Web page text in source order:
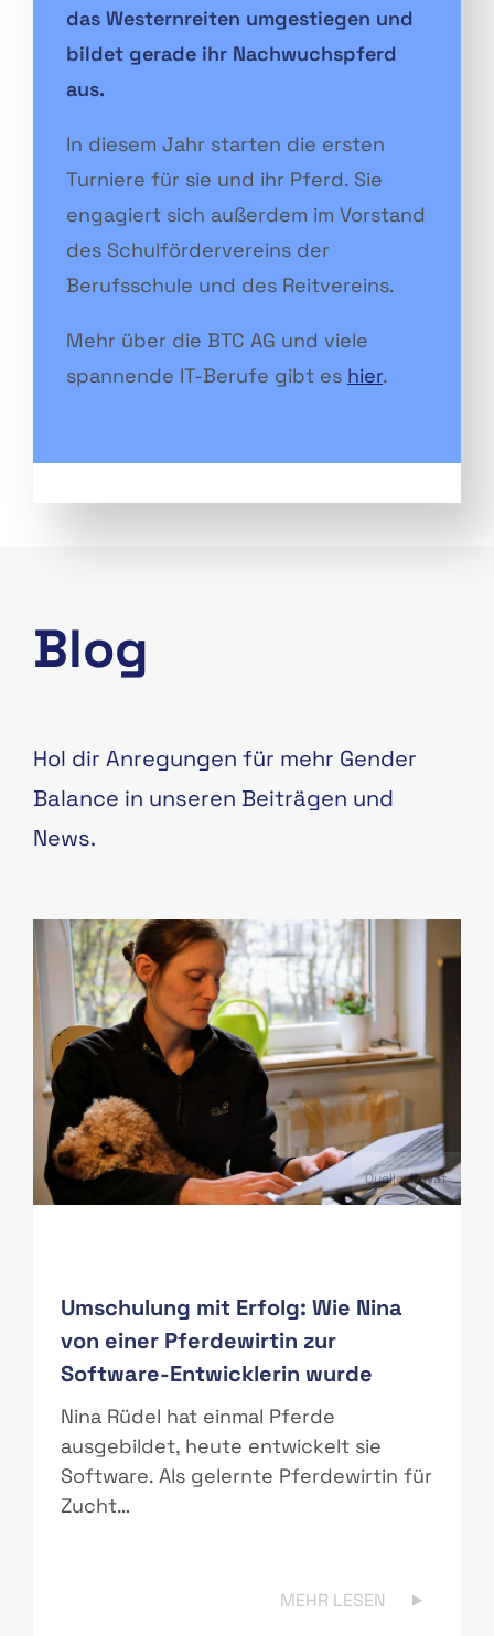
das Westernreiten umgestiegen und
bildet gerade ihr Nachwuchspferd
aus.
In diesem Jahr starten die ersten
Turniere für sie und ihr Pferd. Sie
engagiert sich außerdem im Vorstand
des Schulfördervereins der
Berufsschule und des Reitvereins.
Mehr über die BTC AG und viele
spannende IT-Berufe gibt es hier.
Blog
Hol dir Anregungen für mehr Gender
Balance in unseren Beiträgen und
News.
Quelle: Privat
Umschulung mit Erfolg: Wie Nina
von einer Pferdewirtin zur
Software-Entwicklerin wurde
Nina Rüdel hat einmal Pferde
ausgebildet, heute entwickelt sie
Software. Als gelernte Pferdewirtin für
Zucht…
MEHR LESEN